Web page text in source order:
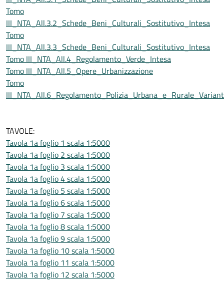
Tomo
III_NTA_All.3.2_Schede_Beni_Culturali_Sostitutivo_Intesa
Tomo
III_NTA_All.3.3_Schede_Beni_Culturali_Sostitutivo_Intesa
Tomo III_NTA_All.4_Regolamento_Verde_Intesa
Tomo III_NTA_All.5_Opere_Urbanizzazione
Tomo
TAVOLE:
Tavola 1a foglio 1 scala 1:5000
Tavola 1a foglio 2 scala 1:5000
Tavola 1a foglio 3 scala 1:5000
Tavola 1a foglio 4 scala 1:5000
Tavola 1a foglio 5 scala 1:5000
Tavola 1a foglio 6 scala 1:5000
Tavola 1a foglio 7 scala 1:5000
Tavola 1a foglio 8 scala 1:5000
Tavola 1a foglio 9 scala 1:5000
Tavola 1a foglio 10 scala 1:5000
Tavola 1a foglio 11 scala 1:5000
Tavola 1a foglio 12 scala 1:5000